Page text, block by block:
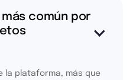
más común por
la plataforma, más que